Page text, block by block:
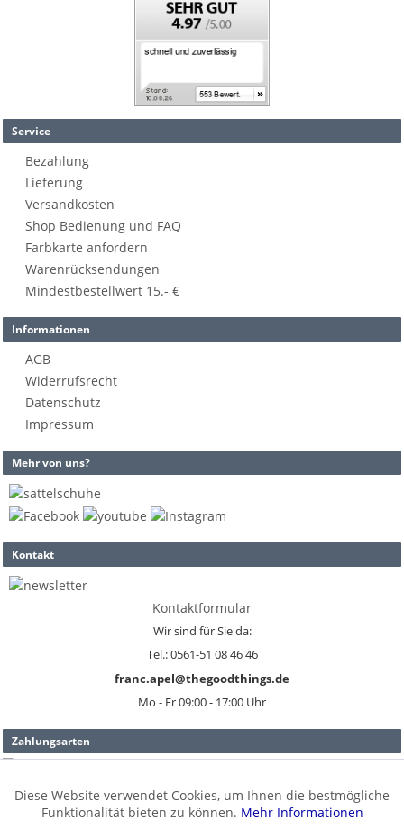
Service
Bezahlung
Lieferung
Versandkosten
Shop Bedienung und FAQ
Farbkarte anfordern
Warenrücksendungen
Mindestbestellwert 15.- €
Informationen
AGB
Widerrufsrecht
Datenschutz
Impressum
Mehr von uns?
Kontakt
Kontaktformular
Wir sind für Sie da:
Tel.: 0561-51 08 46 46
franc.apel@thegoodthings.de
Mo - Fr 09:00 - 17:00 Uhr
Zahlungsarten
Versand
Funktionale Aktiv
Diese Website verwendet Cookies, um Ihnen die bestmögliche
Funktionalität bieten zu können. Mehr Informationen